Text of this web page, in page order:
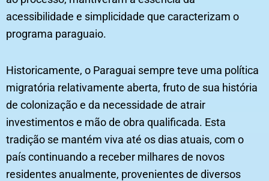
acessibilidade e simplicidade que caracterizam o
programa paraguaio.
Historicamente, o Paraguai sempre teve uma política
migratória relativamente aberta, fruto de sua história
de colonização e da necessidade de atrair
investimentos e mão de obra qualificada. Esta
tradição se mantém viva até os dias atuais, com o
país continuando a receber milhares de novos
residentes anualmente, provenientes de diversos